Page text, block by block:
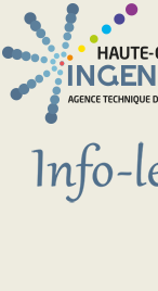
Aller au contenu principal